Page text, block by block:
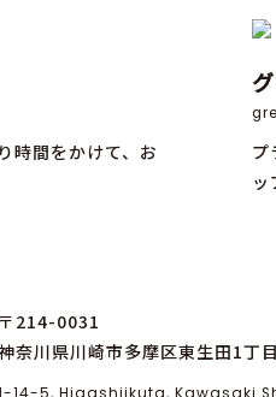
時間をかけて、お
プ
ッ
〒214-0031
奈川県川崎市多摩区東生田1丁